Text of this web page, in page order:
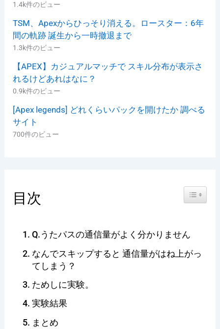
1.4k件のビュー
TSM、Apexからひっそり消える。ロースター：6年
間の軌跡 誕生から一時撤退まで
1.3k件のビュー
【APEX】カジュアルマッチで スキル分布が表示さ
れるけどあれはなに？
0.9k件のビュー
[Apex legends] どれくらいパックを開けたか 調べる
サイト
700件のビュー
目次 Toggle
Q.うたパスの通信量がよく分かりません
なんでスキップすると 通信量がはね上がっ
てしまう？
ためしに実験。
実験結果
まとめ